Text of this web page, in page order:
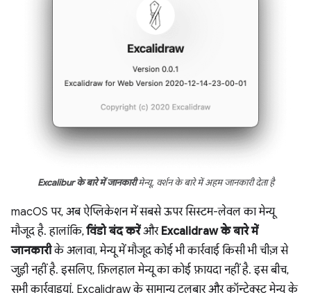
Excalibur के बारे में जानकारीमेन्यू, वर्शन के बारे में अहम जानकारी देता है
macOS पर, अब ऐप्लिकेशन में सबसे ऊपर सिस्टम-लेवल का मेन्यू
मौजूद है. हालांकि,विंडो बंद करेंऔर Excalidraw के बारे में
जानकारीके अलावा, मेन्यू में मौजूद कोई भी कार्रवाई किसी भी चीज़ से
जुड़ी नहीं है. इसलिए, फ़िलहाल मेन्यू का कोई फ़ायदा नहीं है. इस बीच,
सभी कार्रवाइयां, Excalidraw के सामान्य टूलबार और कॉन्टेक्स्ट मेन्यू के